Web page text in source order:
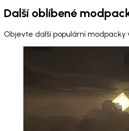
Další oblíbené
Objevte další populární modpacky